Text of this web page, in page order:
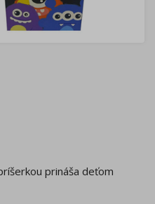
prináša deťom